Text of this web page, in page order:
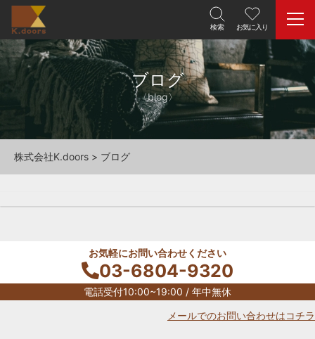
ブログ
〈blog〉
株式会社K.doors > ブログ
お気軽にお問い合わせください
03-6804-9320
電話受付10:00~19:00 / 年中無休
メールでのお問い合わせはコチラ